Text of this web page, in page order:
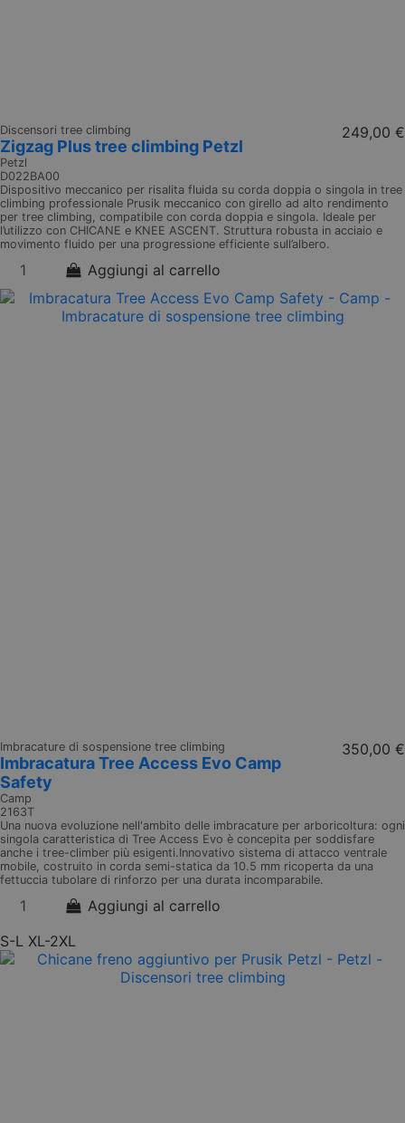
Discensori tree climbing
Zigzag Plus tree climbing Petzl
Petzl
D022BA00
249,00 €
Dispositivo meccanico per risalita fluida su corda doppia o singola in tree
climbing professionale Prusik meccanico con girello ad alto rendimento
per tree climbing, compatibile con corda doppia e singola. Ideale per
l’utilizzo con CHICANE e KNEE ASCENT. Struttura robusta in acciaio e
movimento fluido per una progressione efficiente sull’albero.
Aggiungi al carrello
Imbracature di sospensione tree climbing
Imbracatura Tree Access Evo Camp
Safety
Camp
2163T
350,00 €
Una nuova evoluzione nell'ambito delle imbracature per arboricoltura: ogni
singola caratteristica di Tree Access Evo è concepita per soddisfare
anche i tree-climber più esigenti.Innovativo sistema di attacco ventrale
mobile, costruito in corda semi-statica da 10.5 mm ricoperta da una
fettuccia tubolare di rinforzo per una durata incomparabile.
Aggiungi al carrello
S-L XL-2XL